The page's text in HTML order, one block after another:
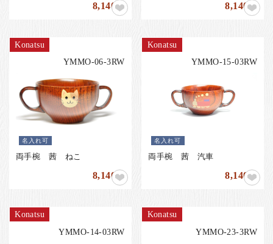
8,140円 8,140円
Konatsu
YMMO-06-3RW
名入れ可
両手椀 茜 ねこ
8,140円
Konatsu
YMMO-15-03RW
名入れ可
両手椀 茜 汽車
8,140円
Konatsu
YMMO-14-03RW
Konatsu
YMMO-23-3RW